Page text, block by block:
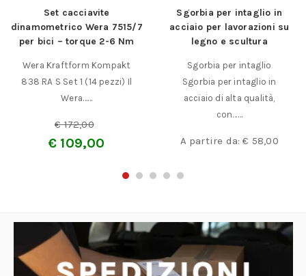
Set cacciavite
dinamometrico Wera 7515/7
per bici – torque 2-6 Nm
Wera Kraftform Kompakt
838 RA S Set 1 (14 pezzi) Il
Wera……
€172,00
€ 109,00
Sgorbia per intaglio in
acciaio per lavorazioni su
legno e scultura
Sgorbia per intaglio
Sgorbia per intaglio in
acciaio di alta qualità,
con……
A partire da:€ 58,00